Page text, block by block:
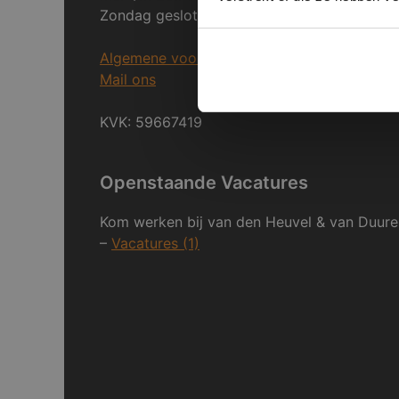
Zondag gesloten.
Algemene voorwaarden
Mail ons
KVK: 59667419
Openstaande Vacatures
Kom werken bij van den Heuvel & van
– Vacatures (1)